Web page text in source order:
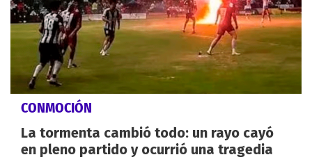
CONMOCIÓN
La tormenta cambió todo: un rayo cayó
en pleno partido y ocurrió una tragedia